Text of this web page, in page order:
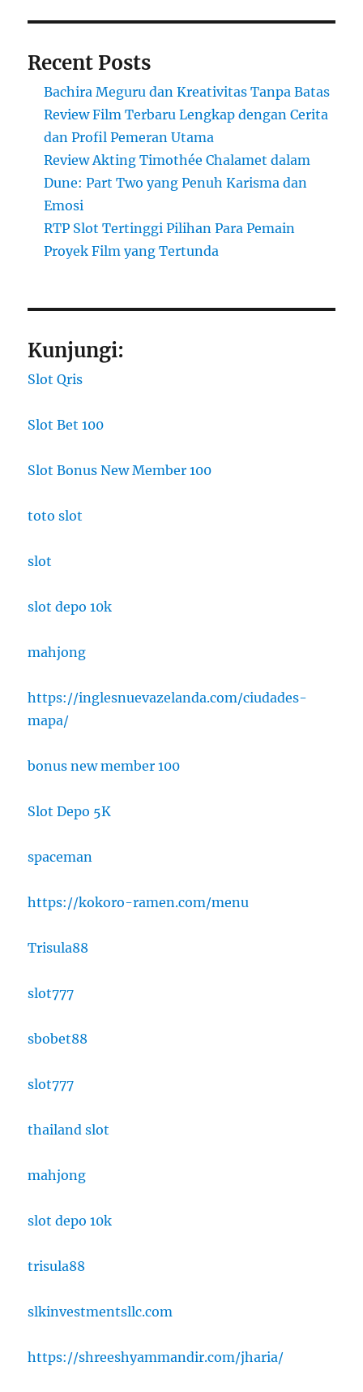
Recent Posts
Bachira Meguru dan Kreativitas Tanpa Batas
Review Film Terbaru Lengkap dengan Cerita
dan Profil Pemeran Utama
Review Akting Timothée Chalamet dalam
Dune: Part Two yang Penuh Karisma dan
Emosi
RTP Slot Tertinggi Pilihan Para Pemain
Proyek Film yang Tertunda
Kunjungi:
Slot Qris
Slot Bet 100
Slot Bonus New Member 100
toto slot
slot
slot depo 10k
mahjong
https://inglesnuevazelanda.com/ciudades-
mapa/
bonus new member 100
Slot Depo 5K
spaceman
https://kokoro-ramen.com/menu
Trisula88
slot777
sbobet88
slot777
thailand slot
mahjong
slot depo 10k
trisula88
slkinvestmentsllc.com
https://shreeshyammandir.com/jharia/